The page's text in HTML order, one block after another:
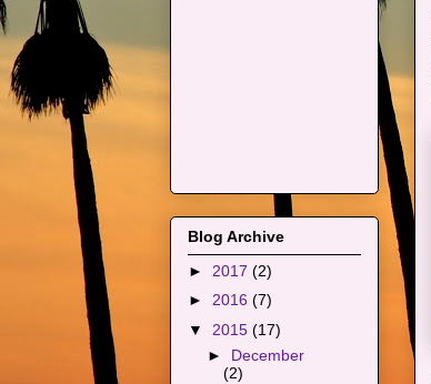
Blog Archive
► 2017 (2)
► 2016 (7)
▼ 2015 (17)
► December
(2)